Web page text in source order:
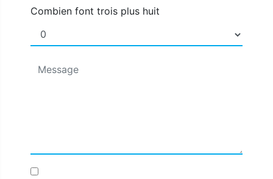
Combien font trois plus huit